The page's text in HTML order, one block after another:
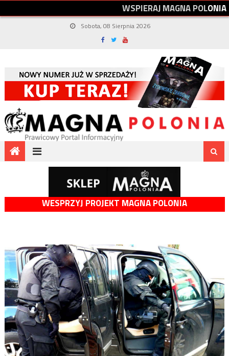
WSPIERAJMAGNAPOLONIA
Sobota, 08 Sierpnia 2026
WESPRZYJ PROJEKT MAGNA POLONIA